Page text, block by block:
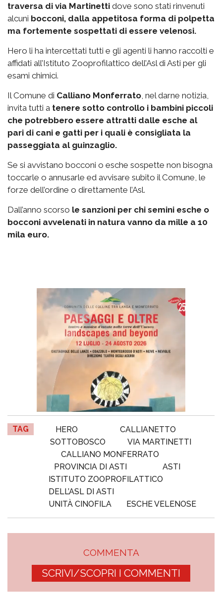
traversa di via Martinetti dove sono stati rinvenuti
alcuni bocconi, dalla appetitosa forma di polpetta
ma fortemente sospettati di essere velenosi.
Hero li ha intercettati tutti e gli agenti li hanno raccolti e
affidati all’Istituto Zooprofilattico dell’Asl di Asti per gli
esami chimici.
Il Comune di Calliano Monferrato , nel darne notizia,
invita tutti a tenere sotto controllo i bambini piccoli
che potrebbero essere attratti dalle esche al
pari di cani e gatti per i quali è consigliata la
passeggiata al guinzaglio.
Se si avvistano bocconi o esche sospette non bisogna
toccarle o annusarle ed avvisare subito il Comune, le
forze dell’ordine o direttamente l’Asl.
Dall’anno scorso le sanzioni per chi semini esche o
bocconi avvelenati in natura vanno da mille a 10
mila euro.
TAG HERO
CALLIANETTO
SOTTOBOSCO
VIA MARTINETTI
CALLIANO MONFERRATO
PROVINCIA DI ASTI
ASTI
ISTITUTO ZOOPROFILATTICO
DELL’ASL DI ASTI
UNITÀ CINOFILA
ESCHE VELENOSE
COMMENTA
SCRIVI/SCOPRI I COMMENTI